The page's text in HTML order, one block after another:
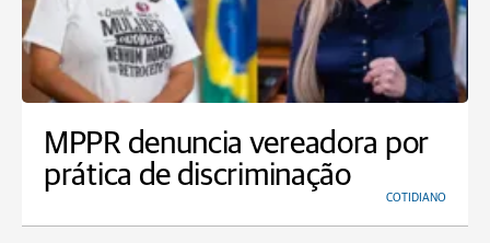
MPPR denuncia vereadora por
prática de discriminação
COTIDIANO